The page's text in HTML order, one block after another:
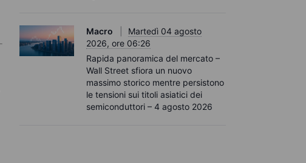
Macro
Martedì 04 agosto
2026, ore 06:26
Rapida panoramica del mercato –
Wall Street sfiora un nuovo
massimo storico mentre persistono
le tensioni sui titoli asiatici dei
semiconduttori – 4 agosto 2026